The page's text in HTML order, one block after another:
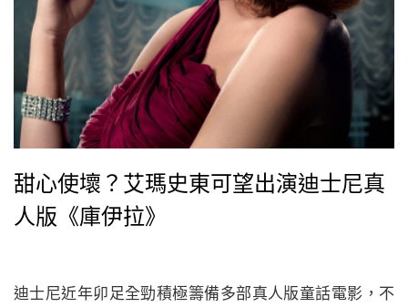
甜心使壞？艾瑪史東可望出演迪士尼真
人版《庫伊拉》
迪士尼近年卯足全勁積極籌備多部真人版童話電影，不